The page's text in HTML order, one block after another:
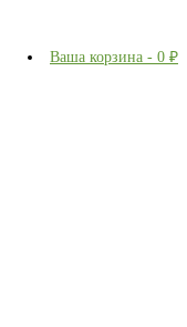
Ваша корзина - 0 ₽